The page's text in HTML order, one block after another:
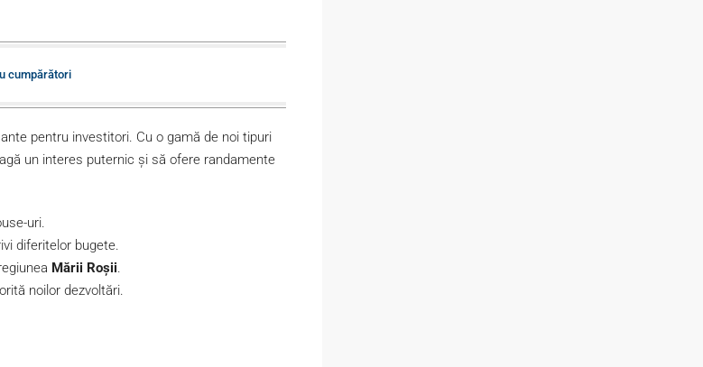
cumpărători
pentru investitori. Cu o gamă de noi tipuri
un interes puternic și să ofere randamente
uri.
diferitelor bugete.
Mării Roșii.
noilor dezvoltări.